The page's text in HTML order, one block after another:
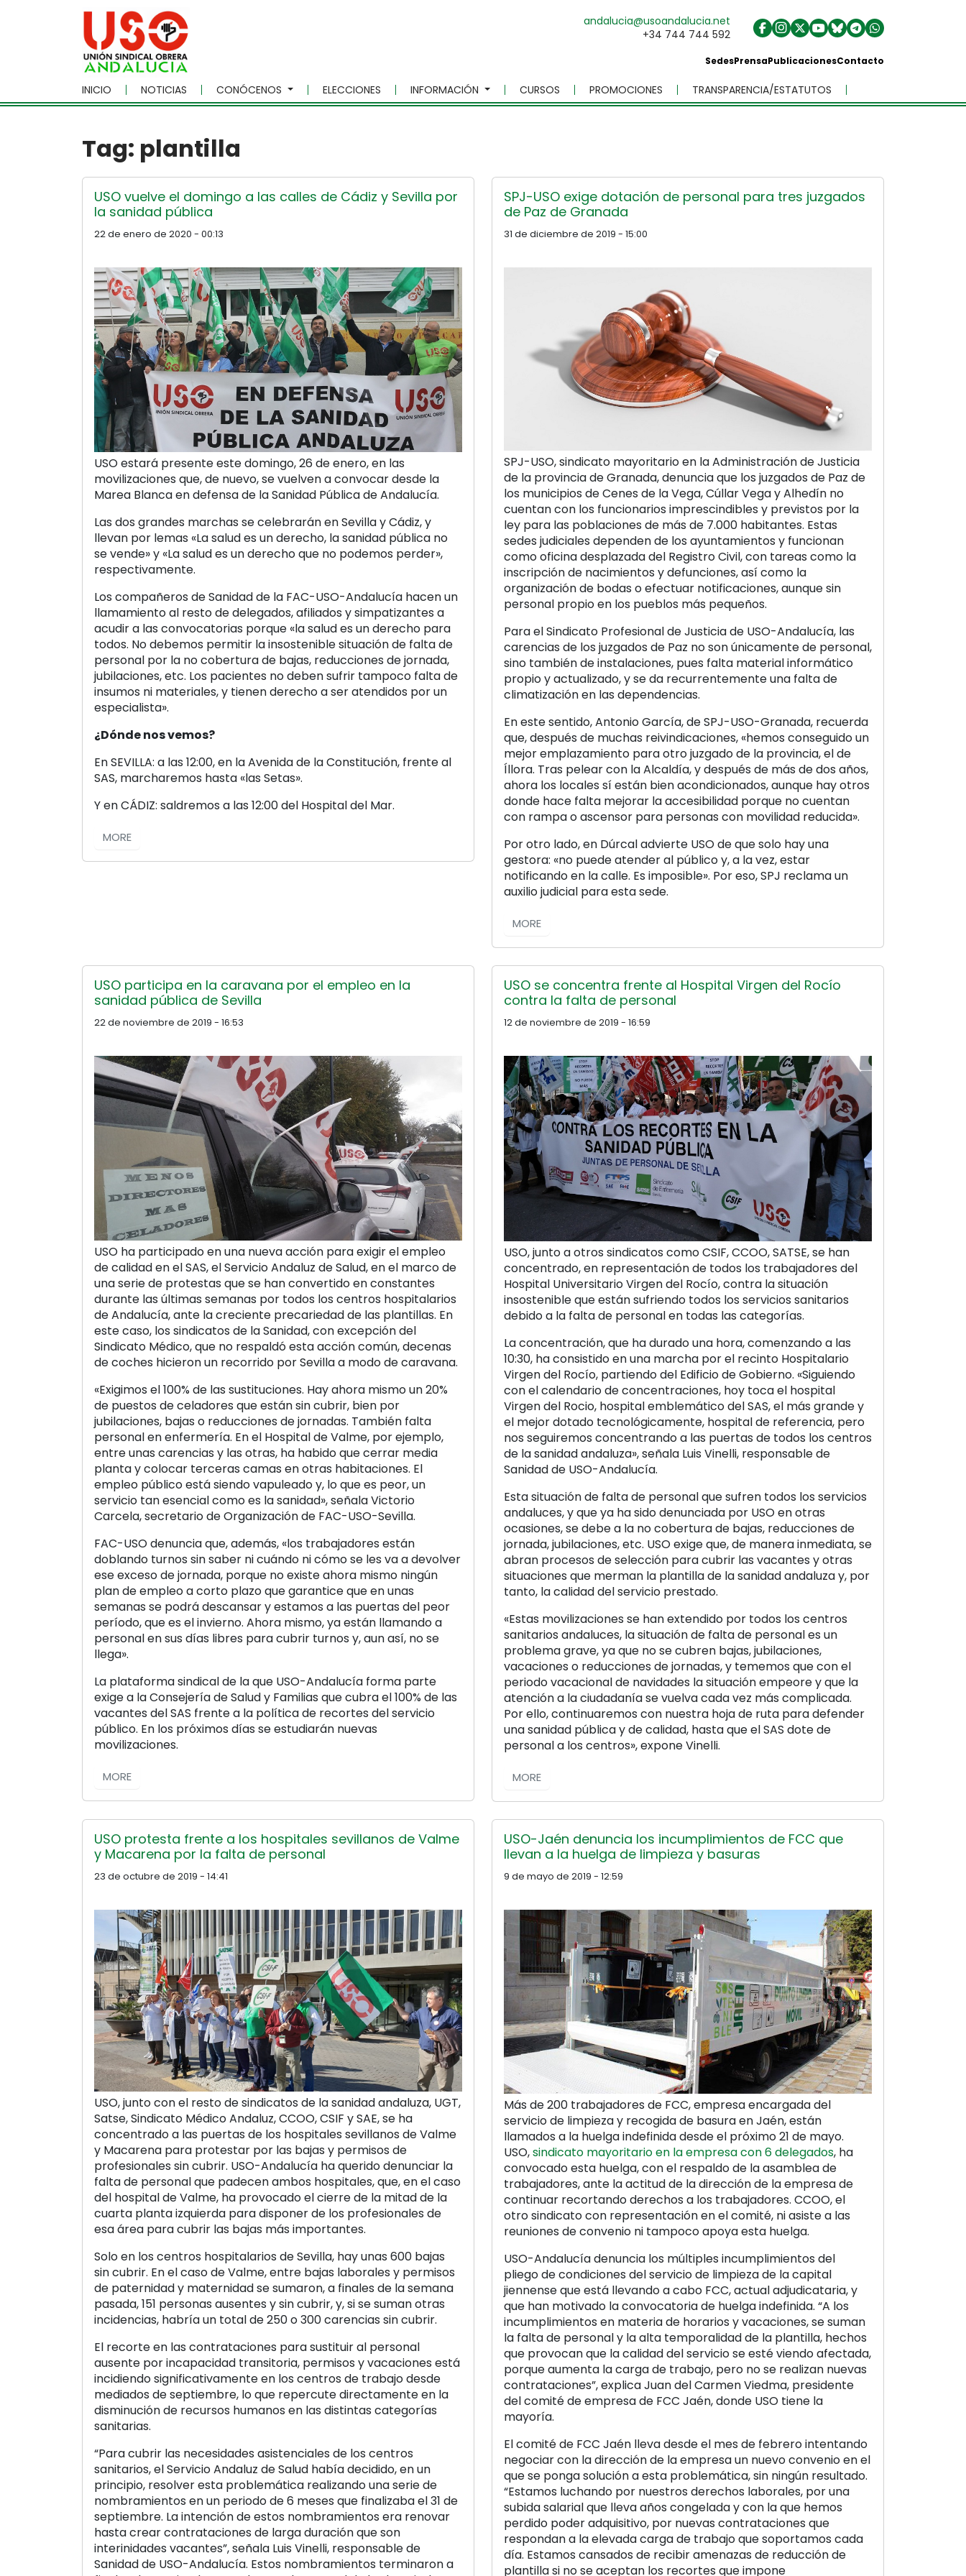
Skip to main content
andalucia@usoandalucia.net
+34 744 744 592
SedesPrensaPublicacionesContacto
INICIO NOTICIAS CONÓCENOS ELECCIONES INFORMACIÓN CURSOS PROMOCIONES TRANSPARENCIA/ESTATUTOS
Tag: plantilla
USO vuelve el domingo a las calles de Cádiz y Sevilla por
la sanidad pública
22 de enero de 2020 - 00:13
USO estará presente este domingo, 26 de enero, en las
movilizaciones que, de nuevo, se vuelven a convocar desde la
Marea Blanca en defensa de la Sanidad Pública de Andalucía.
Las dos grandes marchas se celebrarán en Sevilla y Cádiz, y
llevan por lemas «La salud es un derecho, la sanidad pública no
se vende» y «La salud es un derecho que no podemos perder»,
respectivamente.
Los compañeros de Sanidad de la FAC-USO-Andalucía hacen un
llamamiento al resto de delegados, afiliados y simpatizantes a
acudir a las convocatorias porque «la salud es un derecho para
todos. No debemos permitir la insostenible situación de falta de
personal por la no cobertura de bajas, reducciones de jornada,
jubilaciones, etc. Los pacientes no deben sufrir tampoco falta de
insumos ni materiales, y tienen derecho a ser atendidos por un
especialista».
¿Dónde nos vemos?
En SEVILLA: a las 12:00, en la Avenida de la Constitución, frente al
SAS, marcharemos hasta «las Setas».
Y en CÁDIZ: saldremos a las 12:00 del Hospital del Mar.
MORE
SPJ-USO exige dotación de personal para tres juzgados
de Paz de Granada
31 de diciembre de 2019 - 15:00
SPJ-USO, sindicato mayoritario en la Administración de Justicia
de la provincia de Granada, denuncia que los juzgados de Paz de
los municipios de Cenes de la Vega, Cúllar Vega y Alhedín no
cuentan con los funcionarios imprescindibles y previstos por la
ley para las poblaciones de más de 7.000 habitantes. Estas
sedes judiciales dependen de los ayuntamientos y funcionan
como oficina desplazada del Registro Civil, con tareas como la
inscripción de nacimientos y defunciones, así como la
organización de bodas o efectuar notificaciones, aunque sin
personal propio en los pueblos más pequeños.
Para el Sindicato Profesional de Justicia de USO-Andalucía, las
carencias de los juzgados de Paz no son únicamente de personal,
sino también de instalaciones, pues falta material informático
propio y actualizado, y se da recurrentemente una falta de
climatización en las dependencias.
En este sentido, Antonio García, de SPJ-USO-Granada, recuerda
que, después de muchas reivindicaciones, «hemos conseguido un
mejor emplazamiento para otro juzgado de la provincia, el de
Íllora. Tras pelear con la Alcaldía, y después de más de dos años,
ahora los locales sí están bien acondicionados, aunque hay otros
donde hace falta mejorar la accesibilidad porque no cuentan
con rampa o ascensor para personas con movilidad reducida».
Por otro lado, en Dúrcal advierte USO de que solo hay una
gestora: «no puede atender al público y, a la vez, estar
notificando en la calle. Es imposible». Por eso, SPJ reclama un
auxilio judicial para esta sede.
MORE
USO participa en la caravana por el empleo en la
sanidad pública de Sevilla
22 de noviembre de 2019 - 16:53
USO ha participado en una nueva acción para exigir el empleo
de calidad en el SAS, el Servicio Andaluz de Salud, en el marco de
una serie de protestas que se han convertido en constantes
durante las últimas semanas por todos los centros hospitalarios
de Andalucía, ante la creciente precariedad de las plantillas. En
este caso, los sindicatos de la Sanidad, con excepción del
Sindicato Médico, que no respaldó esta acción común, decenas
de coches hicieron un recorrido por Sevilla a modo de caravana.
«Exigimos el 100% de las sustituciones. Hay ahora mismo un 20%
de puestos de celadores que están sin cubrir, bien por
jubilaciones, bajas o reducciones de jornadas. También falta
personal en enfermería. En el Hospital de Valme, por ejemplo,
entre unas carencias y las otras, ha habido que cerrar media
planta y colocar terceras camas en otras habitaciones. El
empleo público está siendo vapuleado y, lo que es peor, un
servicio tan esencial como es la sanidad», señala Victorio
Carcela, secretario de Organización de FAC-USO-Sevilla.
FAC-USO denuncia que, además, «los trabajadores están
doblando turnos sin saber ni cuándo ni cómo se les va a devolver
ese exceso de jornada, porque no existe ahora mismo ningún
plan de empleo a corto plazo que garantice que en unas
semanas se podrá descansar y estamos a las puertas del peor
período, que es el invierno. Ahora mismo, ya están llamando a
personal en sus días libres para cubrir turnos y, aun así, no se
llega».
La plataforma sindical de la que USO-Andalucía forma parte
exige a la Consejería de Salud y Familias que cubra el 100% de las
vacantes del SAS frente a la política de recortes del servicio
público. En los próximos días se estudiarán nuevas
movilizaciones.
MORE
USO se concentra frente al Hospital Virgen del Rocío
contra la falta de personal
12 de noviembre de 2019 - 16:59
USO, junto a otros sindicatos como CSIF, CCOO, SATSE, se han
concentrado, en representación de todos los trabajadores del
Hospital Universitario Virgen del Rocío, contra la situación
insostenible que están sufriendo todos los servicios sanitarios
debido a la falta de personal en todas las categorías.
La concentración, que ha durado una hora, comenzando a las
10:30, ha consistido en una marcha por el recinto Hospitalario
Virgen del Rocío, partiendo del Edificio de Gobierno. «Siguiendo
con el calendario de concentraciones, hoy toca el hospital
Virgen del Rocio, hospital emblemático del SAS, el más grande y
el mejor dotado tecnológicamente, hospital de referencia, pero
nos seguiremos concentrando a las puertas de todos los centros
de la sanidad andaluza», señala Luis Vinelli, responsable de
Sanidad de USO-Andalucía.
Esta situación de falta de personal que sufren todos los servicios
andaluces, y que ya ha sido denunciada por USO en otras
ocasiones, se debe a la no cobertura de bajas, reducciones de
jornada, jubilaciones, etc. USO exige que, de manera inmediata, se
abran procesos de selección para cubrir las vacantes y otras
situaciones que merman la plantilla de la sanidad andaluza y, por
tanto, la calidad del servicio prestado.
«Estas movilizaciones se han extendido por todos los centros
sanitarios andaluces, la situación de falta de personal es un
problema grave, ya que no se cubren bajas, jubilaciones,
vacaciones o reducciones de jornadas, y tememos que con el
periodo vacacional de navidades la situación empeore y que la
atención a la ciudadanía se vuelva cada vez más complicada.
Por ello, continuaremos con nuestra hoja de ruta para defender
una sanidad pública y de calidad, hasta que el SAS dote de
personal a los centros», expone Vinelli.
MORE
USO protesta frente a los hospitales sevillanos de Valme
y Macarena por la falta de personal
23 de octubre de 2019 - 14:41
USO, junto con el resto de sindicatos de la sanidad andaluza, UGT,
Satse, Sindicato Médico Andaluz, CCOO, CSIF y SAE, se ha
concentrado a las puertas de los hospitales sevillanos de Valme
y Macarena para protestar por las bajas y permisos de
profesionales sin cubrir. USO-Andalucía ha querido denunciar la
falta de personal que padecen ambos hospitales, que, en el caso
del hospital de Valme, ha provocado el cierre de la mitad de la
cuarta planta izquierda para disponer de los profesionales de
esa área para cubrir las bajas más importantes.
Solo en los centros hospitalarios de Sevilla, hay unas 600 bajas
sin cubrir. En el caso de Valme, entre bajas laborales y permisos
de paternidad y maternidad se sumaron, a finales de la semana
pasada, 151 personas ausentes y sin cubrir, y, si se suman otras
incidencias, habría un total de 250 o 300 carencias sin cubrir.
El recorte en las contrataciones para sustituir al personal
ausente por incapacidad transitoria, permisos y vacaciones está
incidiendo significativamente en los centros de trabajo desde
mediados de septiembre, lo que repercute directamente en la
disminución de recursos humanos en las distintas categorías
sanitarias.
“Para cubrir las necesidades asistenciales de los centros
sanitarios, el Servicio Andaluz de Salud había decidido, en un
principio, resolver esta problemática realizando una serie de
nombramientos en un periodo de 6 meses que finalizaba el 31 de
septiembre. La intención de estos nombramientos era renovar
hasta crear contrataciones de larga duración que son
interinidades vacantes”, señala Luis Vinelli, responsable de
Sanidad de USO-Andalucía. Estos nombramientos terminaron a
USO-Jaén denuncia los incumplimientos de FCC que
llevan a la huelga de limpieza y basuras
9 de mayo de 2019 - 12:59
Más de 200 trabajadores de FCC, empresa encargada del
servicio de limpieza y recogida de basura en Jaén, están
llamados a la huelga indefinida desde el próximo 21 de mayo.
USO,sindicato mayoritario en la empresa con 6 delegados, ha
convocado esta huelga, con el respaldo de la asamblea de
trabajadores, ante la actitud de la dirección de la empresa de
continuar recortando derechos a los trabajadores. CCOO, el
otro sindicato con representación en el comité, ni asiste a las
reuniones de convenio ni tampoco apoya esta huelga.
USO-Andalucía denuncia los múltiples incumplimientos del
pliego de condiciones del servicio de limpieza de la capital
jiennense que está llevando a cabo FCC, actual adjudicataria, y
que han motivado la convocatoria de huelga indefinida. “A los
incumplimientos en materia de horarios y vacaciones, se suman
la falta de personal y la alta temporalidad de la plantilla, hechos
que provocan que la calidad del servicio se esté viendo afectada,
porque aumenta la carga de trabajo, pero no se realizan nuevas
contrataciones”, explica Juan del Carmen Viedma, presidente
del comité de empresa de FCC Jaén, donde USO tiene la
mayoría.
El comité de FCC Jaén lleva desde el mes de febrero intentando
negociar con la dirección de la empresa un nuevo convenio en el
que se ponga solución a esta problemática, sin ningún resultado.
“Estamos luchando por nuestros derechos laborales, por una
subida salarial que lleva años congelada y con la que hemos
perdido poder adquisitivo, por nuevas contrataciones que
respondan a la elevada carga de trabajo que soportamos cada
día. Estamos cansados de recibir amenazas de reducción de
plantilla si no se aceptan los recortes que impone